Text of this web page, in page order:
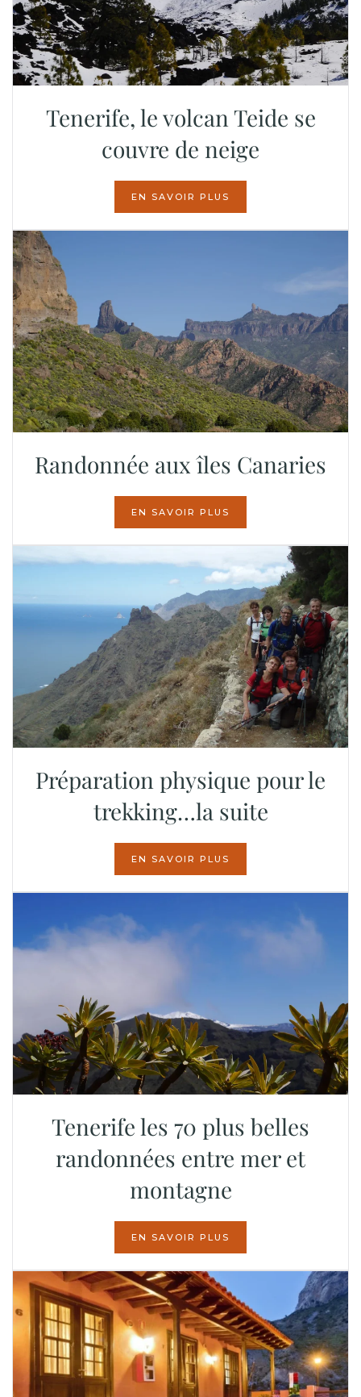
Tenerife, le volcan Teide se
couvre de neige
EN SAVOIR PLUS
Randonnée aux îles Canaries
EN SAVOIR PLUS
Préparation physique pour le
trekking…la suite
EN SAVOIR PLUS
Tenerife les 70 plus belles
randonnées entre mer et
montagne
EN SAVOIR PLUS